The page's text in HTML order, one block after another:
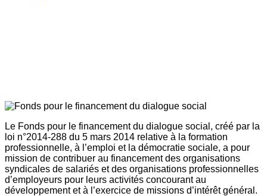
Le Fonds pour le financement du dialogue social, créé par la
loi n°2014-288 du 5 mars 2014 relative à la formation
professionnelle, à l’emploi et la démocratie sociale, a pour
mission de contribuer au financement des organisations
syndicales de salariés et des organisations professionnelles
d’employeurs pour leurs activités concourant au
développement et à l’exercice de missions d’intérêt général.